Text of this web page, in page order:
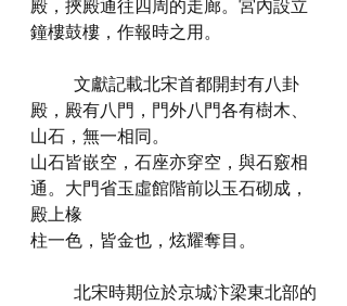
殿，挾殿通往四周的走廊。宮內設立
鐘樓鼓樓，作報時之用。
殿，殿有八門，門外八門各有樹木、
山石，無一相同。
山石皆嵌空，石座亦穿空，與石竅相
通。大門省玉虛館階前以玉石砌成，
殿上椽
柱一色，皆金也，炫耀奪目。